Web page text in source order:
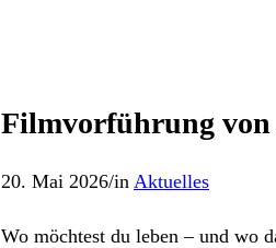
Filmvorführung von
20. Mai 2026/in Aktuelles
Wo möchtest du leben – und wo